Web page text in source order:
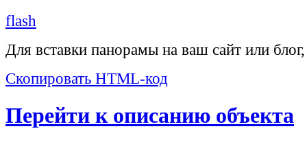
flash
Для вставки панорамы на ваш сайт или
Скопировать HTML-код
Перейти к описанию объекта